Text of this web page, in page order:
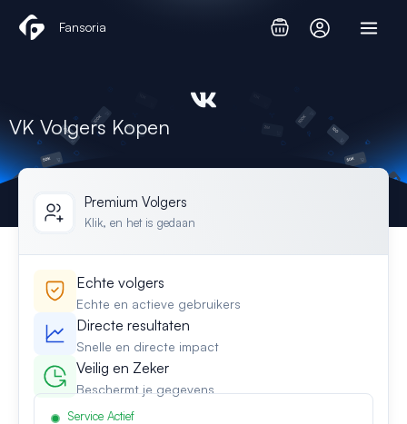
naar
Fansoria
VK Volgers Kopen
Premium Volgers
Klik, en het is gedaan
Echte volgers
Echte en actieve gebruikers
Directe resultaten
Snelle en directe impact
Veilig en Zeker
Beschermt je gegevens
Service Actief